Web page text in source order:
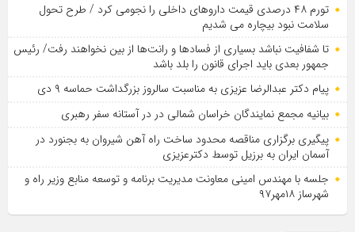
تورم ۴۸ درصدی قیمت داروهای داخلی را نجومی کرد / طرح تحول
سلامت نبود بیچاره می شدیم
تا شفافیت نباشد بسیاری از فساد‌ها و رانت‌ها از بین نخواهند رفت/ رئیس
جمهور بعدی باید اجرای قانون را بلد باشد
پیام دکتر عبدالرضا عزیزی به مناسبت سالروز بزرگداشت حماسه ۹ دی
بیانیه مجمع نمایندگان خراسان شمالی در در آستانه سفر رهبری
پیگیری برگزاری مناقصه محدود ساخت راه آهن شیروان به بجنورد در
آسمان ایران به برزیل توسط دکترعزیزی
جلسه با مهندس امینی معاونت مدیریت برنامه و توسعه منابع وزیر راه و
شهرساز ۱۸مهر۹۷